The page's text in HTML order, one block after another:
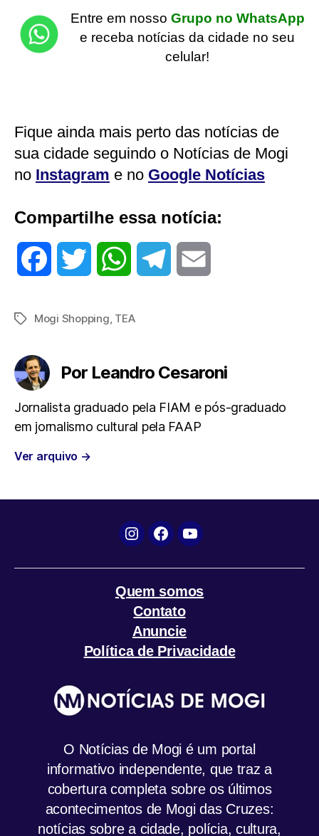
Entre em nosso Grupo no WhatsApp
e receba notícias da cidade no seu
celular!
Fique ainda mais perto das notícias de
sua cidade seguindo o Notícias de Mogi
no Instagram e no Google Notícias
Compartilhe essa notícia:
c
o
o
k
e A
p
r
m
TagsMogi Shopping, TEA
Por Leandro Cesaroni
Jornalista graduado pela FIAM e pós-graduado
em jornalismo cultural pela FAAP
Ver arquivo →
Instagram
FacebookYouTube
Quem somos
Contato
Anuncie
Política de Privacidade
O Notícias de Mogi é um portal
informativo independente, que traz a
cobertura completa sobre os últimos
acontecimentos de Mogi das Cruzes:
notícias sobre a cidade, polícia, cultura,